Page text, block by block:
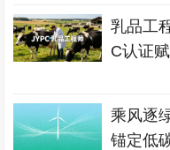
乳品工
C认证
乘风逐
锚定低